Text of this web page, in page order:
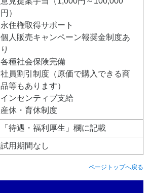
円）
永住権取得サポート
個人販売キャンペーン報奨金制度あ
り
各種社会保険完備
社員割引制度（原価で購入できる商
品等もあります）
インセンティブ支給
産休・育休制度
「待遇・福利厚生」欄に記載
試用期間なし
ページトップへ戻る